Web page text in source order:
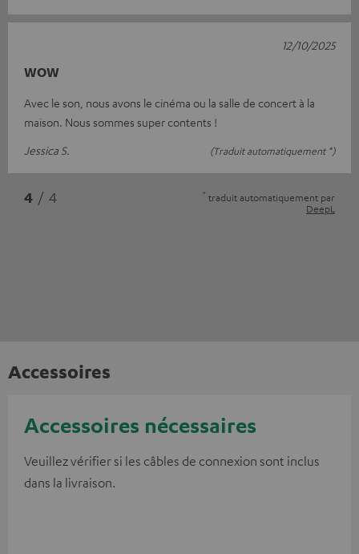
WOW
Avec le son, nous avons le cinéma ou la salle de concert à la
maison. Nous sommes super contents !
Jessica S.
(Traduit automatiquement *)
12/10/2025
4 / 4 * traduit automatiquement par
DeepL
Accessoires
Accessoires nécessaires
Veuillez vérifier si les câbles de connexion sont inclus
dans la livraison.